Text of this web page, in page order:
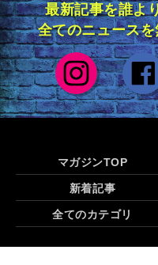
最新記事を誰よ
全てのニュース
マガジンTOP
新着記事
全てのカテゴリ